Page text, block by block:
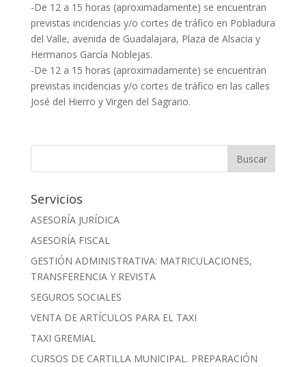
-De 12 a 15 horas (aproximadamente) se encuentran
previstas incidencias y/o cortes de tráfico en Pobladura
del Valle, avenida de Guadalajara, Plaza de Alsacia y
Hermanos García Noblejas.
-De 12 a 15 horas (aproximadamente) se encuentran
previstas incidencias y/o cortes de tráfico en las calles
José del Hierro y Virgen del Sagrario.
Servicios
ASESORÍA JURÍDICA
ASESORÍA FISCAL
GESTIÓN ADMINISTRATIVA: MATRICULACIONES,
TRANSFERENCIA Y REVISTA
SEGUROS SOCIALES
VENTA DE ARTÍCULOS PARA EL TAXI
TAXI GREMIAL
CURSOS DE CARTILLA MUNICIPAL. PREPARACIÓN